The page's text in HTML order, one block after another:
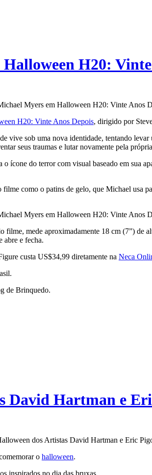
H20: Vinte
H20: Vinte Anos Depois, dirigido por
vive sob uma nova identidade, tentando
seus traumas e lutar novamente pela
o ícone do terror com visual baseado em sua
como o patins de gelo, que Michael usa
filme, mede aproximadamente 18 cm (7”)
abre e fecha.
custa US$34,99 diretamente na Neca
de Brinquedo.
David Hartman e
o halloween.